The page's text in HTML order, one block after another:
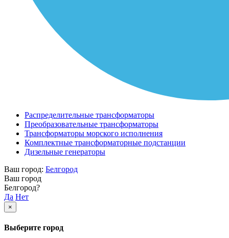
Распределительные трансформаторы
Преобразовательные трансформаторы
Трансформаторы морского исполнения
Комплектные трансформаторные подстанции
Дизельные генераторы
Ваш город: Белгород
Ваш город
Белгород?
Да Нет
×
Выберите город